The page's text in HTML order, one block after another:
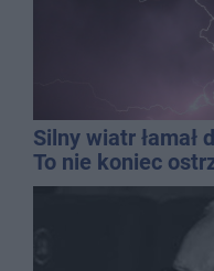
Silny wiatr łamał
To nie koniec